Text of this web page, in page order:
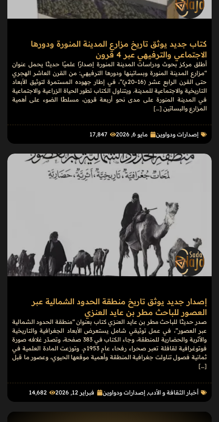
كتاب جديد يوثق تاريخ مزارع المدينة المنورة ودورها
الاجتماعي والترفيهي عبر 4 قرون
أطلق مركز بحوث ودراسات المدينة المنورة إصدارًا علميًا حديثًا يحمل عنوان
“مزارع المدينة المنورة وبساتينها ودورها الترفيهي: من القرن العاشر الهجري
حتى القرن الرابع عشر (16–20م)”، في إطار جهوده المستمرة لتوثيق الأبعاد
التاريخية والاجتماعية للمدينة. ويتناول الكتاب تطور الحياة الزراعية والاجتماعية
في المدينة المنورة على مدى نحو أربعة قرون، مسلطًا الضوء على أهمية
المزارع والبساتين […]
إصدارات ودواوين مايو 6, 2026 17٬847
إصدار جديد يوثق تاريخ منطقة الحدود الشمالية عبر
العصور للباحث مطر بن عايد العنزي
صدر حديثًا للباحث مطر بن عايد العنزي كتاب بعنوان “منطقة الحدود الشمالية
عبر العصور”، في عمل توثيقي شامل يستعرض الأبعاد الجغرافية والتاريخية
والأثرية والحضارية للمنطقة، وجاء الكتاب في 383 صفحة، وتصدّر غلافه صورة
فوتوغرافية لقافلة تعبر صحراء رفحاء عام 1953م. وتوزعت المادة العلمية في
ثمانية فصول تناولت جغرافية المنطقة وأهمية موقعها الحيوي، وعصور ما قبل
[…]
أخبار الثقافة و الأدب, إصدارات ودواوين فبراير 12, 2026 14٬682